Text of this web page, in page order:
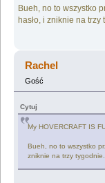
Bueh, no to wszystko
hasło, i zniknie na trzy
Rachel
Gość
Cytuj
My HOVERCRAFT IS
Bueh, no to wszystko
zniknie na trzy